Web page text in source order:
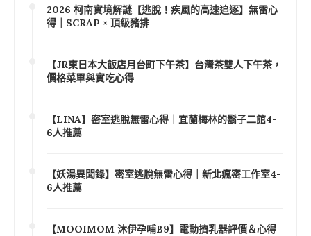
2026 柯南實境解謎【逃脫！疾風的高速追逐】無雷心
得｜SCRAP × 頂級豬排
【JR東日本大飯店月台町下午茶】台灣茶雙人下午茶，
價格菜單與實吃心得
【LINA】密室逃脫無雷心得｜宜蘭梅林的鬍子二館4-
6人推薦
【妖湯異聞錄】密室逃脫無雷心得｜新北瘋密工作室4-
6人推薦
【MOOIMOM 沐伊孕哺B9】電動擠乳器評價＆心得